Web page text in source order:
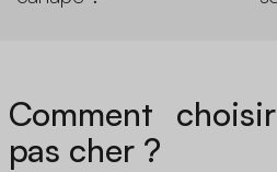
Comment
pas cher ?